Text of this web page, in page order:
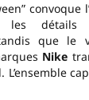
convoque
les détails
que le
Nike